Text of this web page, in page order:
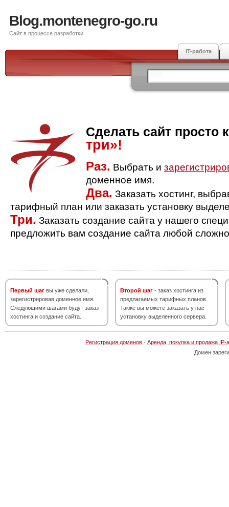
Blog.montenegro-go.ru
Сайт в процессе разработки
IT-работа
Сделать сайт просто
три»!
Раз. Выбрать и
доменное имя.
Два. Заказать хостинг,
тарифный план или заказать установку
Три. Заказать создание сайта у нашего
предложить вам создание сайта любой
Первый шаг вы уже сделали,
зарегистрировав доменное имя.
Следующими шагами будут заказ
хостинга и создание сайта.
Второй шаг - заказ хостинга из
предлагаемых тарифных планов.
Также вы можете заказать у нас
установку выделенного сервера.
Регистрация доменов· Аренда, покупка и продажа IP-
Домен